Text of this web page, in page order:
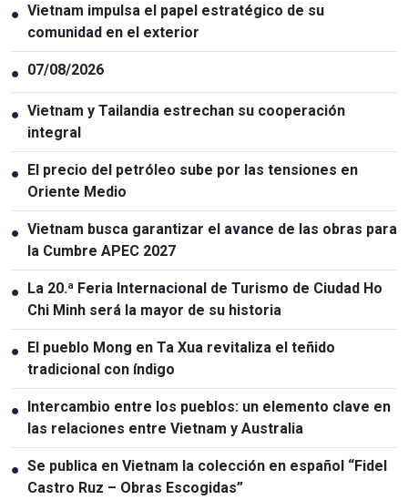
● Vietnam impulsa el papel estratégico de su
comunidad en el exterior
● 07/08/2026
● Vietnam y Tailandia estrechan su cooperación
integral
● El precio del petróleo sube por las tensiones en
Oriente Medio
● Vietnam busca garantizar el avance de las obras para
la Cumbre APEC 2027
● La 20.ª Feria Internacional de Turismo de Ciudad Ho
Chi Minh será la mayor de su historia
● El pueblo Mong en Ta Xua revitaliza el teñido
tradicional con índigo
● Intercambio entre los pueblos: un elemento clave en
las relaciones entre Vietnam y Australia
● Se publica en Vietnam la colección en español “Fidel
Castro Ruz – Obras Escogidas”